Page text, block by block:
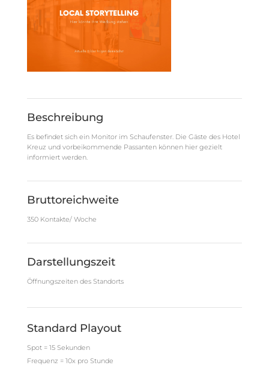
Beschreibung
Es befindet sich ein Monitor im Schaufenster. Die Gäste des Hotel
Kreuz und vorbeikommende Passanten können hier gezielt
informiert werden.
Bruttoreichweite
350 Kontakte/ Woche
Darstellungszeit
Öffnungszeiten des Standorts
Standard Playout
Spot = 15 Sekunden
Frequenz = 10x pro Stunde